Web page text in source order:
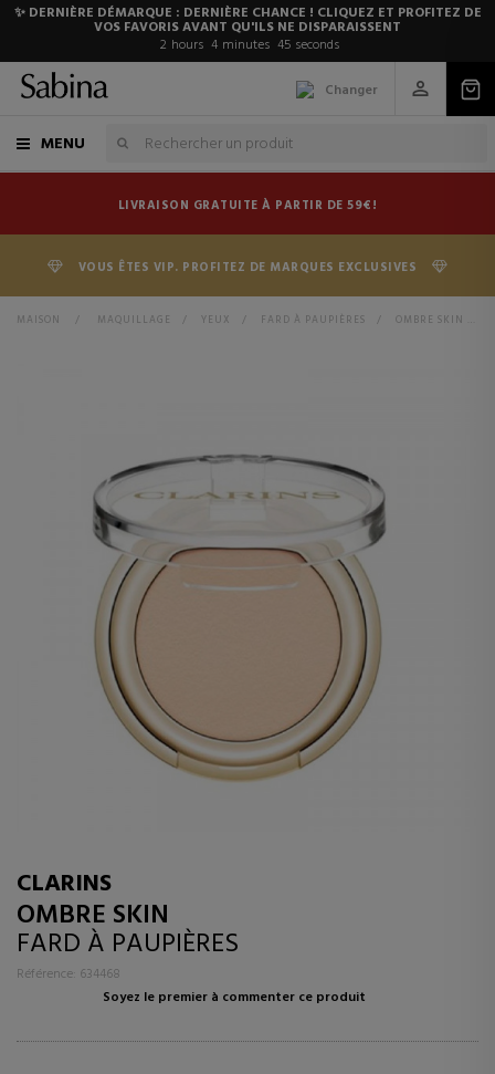
✨ DERNIÈRE DÉMARQUE : DERNIÈRE CHANCE ! CLIQUEZ ET PROFITEZ DE
VOS FAVORIS AVANT QU'ILS NE DISPARAISSENT
2 hours 4 minutes 44 seconds
Changer
MENU
LIVRAISON GRATUITE À PARTIR DE 59€!
VOUS ÊTES VIP. PROFITEZ DE MARQUES EXCLUSIVES
MAISON > MAQUILLAGE > YEUX > FARD À PAUPIÈRES > OMBRE SKIN FARD À PAUPIÈRES
CLARINS
OMBRE SKIN
FARD À PAUPIÈRES
Référence: 634468
Soyez le premier à commenter ce produit